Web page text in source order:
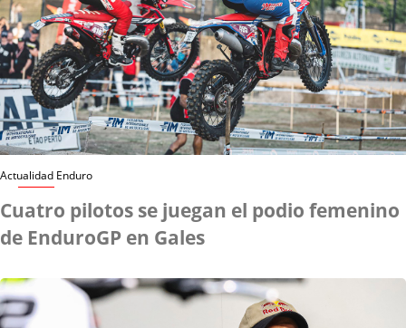
Actualidad Enduro
Cuatro pilotos se juegan el podio femenino
de EnduroGP en Gales